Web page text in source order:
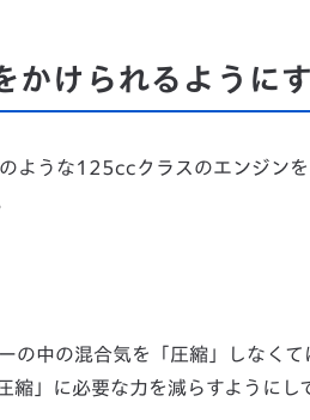
かけられるように
ような125ccクラスのエンジン
の中の混合気を「圧縮」しなく
」に必要な力を減らすようにし